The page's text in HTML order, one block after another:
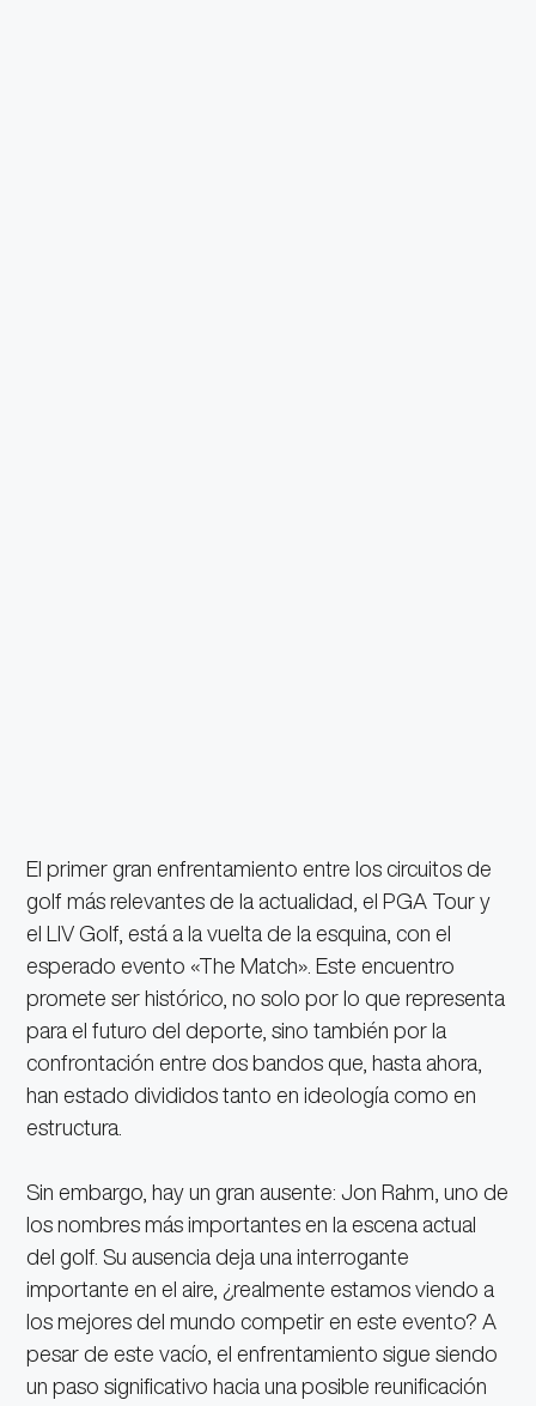
El primer gran enfrentamiento entre los circuitos de
golf más relevantes de la actualidad, el PGA Tour y
el LIV Golf, está a la vuelta de la esquina, con el
esperado evento «The Match». Este encuentro
promete ser histórico, no solo por lo que representa
para el futuro del deporte, sino también por la
confrontación entre dos bandos que, hasta ahora,
han estado divididos tanto en ideología como en
estructura.
Sin embargo, hay un gran ausente: Jon Rahm, uno de
los nombres más importantes en la escena actual
del golf. Su ausencia deja una interrogante
importante en el aire, ¿realmente estamos viendo a
los mejores del mundo competir en este evento? A
pesar de este vacío, el enfrentamiento sigue siendo
un paso significativo hacia una posible reunificación